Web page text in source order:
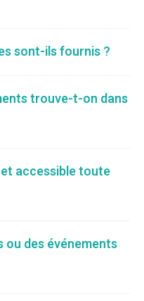
sont-ils fournis ?
trouve-t-on dans
accessible toute
des événements